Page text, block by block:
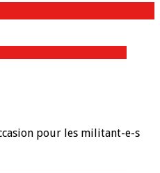
pour les militant-e-s